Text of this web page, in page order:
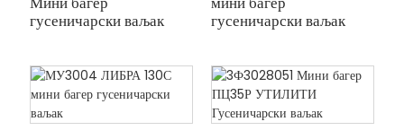
гусеничарски ваљак
гусеничарски ваљак